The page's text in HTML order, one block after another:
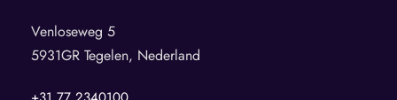
Venloseweg 5
5931GR Tegelen, Nederland